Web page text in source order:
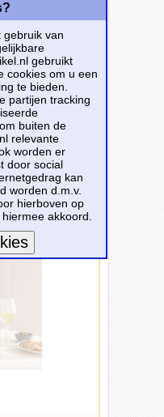
kleur
- Pagina: 1
157-Volgende
- Oude
gebruik van
gebruikt
cookies om u een
te bieden.
partijen tracking
buiten de
relevante
worden er
door social
kan
worden d.m.v.
hierboven op
akkoord.